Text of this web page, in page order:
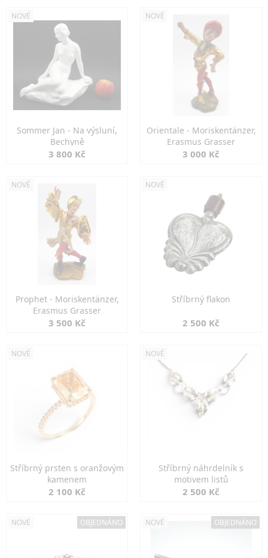
NOVÉ
Sommer Jan - Na výsluní,
Bechyně
3 800 Kč
NOVÉ
Orientale - Moriskentänzer,
Erasmus Grasser
3 000 Kč
NOVÉ
Prophet - Moriskentänzer,
Erasmus Grasser
3 500 Kč
NOVÉ
Stříbrný flakon
2 500 Kč
NOVÉ
Stříbrný prsten s oranžovým
kamenem
2 100 Kč
NOVÉ
Stříbrný náhrdelník s
motivem listů
2 500 Kč
NOVÉ OBJEDNÁNO NOVÉ OBJEDNÁNO